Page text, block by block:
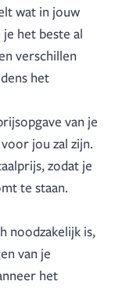
wat in jouw
het beste al
verschillen
het
van je
jou zal zijn.
zodat je
te staan.
noodzakelijk is,
van je
het